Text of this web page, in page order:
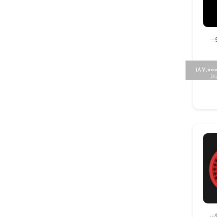
آویز سنگ خور حروف سایز کوچک H-MAYA-S-21
۱۸۷,۰۰۰
آویز سنگ خور حروف سایز کوچک H-MAYA-S-17